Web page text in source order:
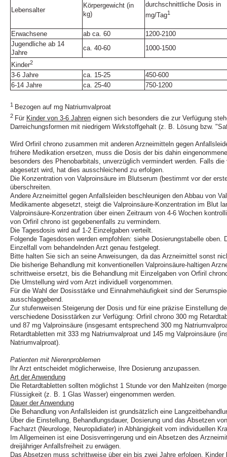
Lebensalter
Körpergewicht (in
kg)
durchschnittliche Dosis in
mg/Tag1
Erwachsene ab ca. 60
1200‑2100
Jugendliche ab 14
Jahre
ca. 40‑60 1000‑1500
Kinder2
3‑6 Jahre ca. 15‑25
450‑600
6‑14 Jahre
ca. 25‑40 750‑1200
1 Bezogen auf mg Natriumvalproat
2 Für Kinder von 3‑6 Jahren eignen sich besonders die zur Verfügung
Darreichungsformen mit niedrigem Wirkstoffgehalt (z. B. Lösung bzw.
Wird Orfiril chrono zusammen mit anderen Arzneimitteln gegen
frühere Medikation ersetzen, muss die Dosis der bis dahin
besonders des Phenobarbitals, unverzüglich vermindert werden. Falls
abgesetzt wird, hat dies ausschleichend zu erfolgen.
Die Konzentration von Valproinsäure im Blutserum (bestimmt vor der
überschreiten.
Andere Arzneimittel gegen Anfallsleiden beschleunigen den Abbau von
Medikamente abgesetzt, steigt die Valproinsäure-Konzentration im Blut
Valproinsäure-Konzentration über einen Zeitraum von 4‑6 Wochen
von Orfiril chrono ist gegebenenfalls zu vermindern.
Die Tagesdosis wird auf 1‑2 Einzelgaben verteilt.
Folgende Tagesdosen werden empfohlen: siehe Dosierungstabelle oben.
Einzelfall vom behandelnden Arzt genau festgelegt.
Bitte halten Sie sich an seine Anweisungen, da das Arzneimittel sonst
Die bisherige Behandlung mit konventionellen Valproinsäure-haltigen
schrittweise ersetzt, bis die Behandlung mit Einzelgaben von Orfiril
Die Umstellung wird vom Arzt individuell vorgenommen.
Für die Wahl der Dosisstärke und Einnahmehäufigkeit sind der
ausschlaggebend.
Zur stufenweisen Steigerung der Dosis und für eine präzise Einstellung
verschiedene Dosisstärken zur Verfügung: Orfiril chrono 300 mg
und 87 mg Valproinsäure (insgesamt entsprechend 300 mg
Retardtabletten mit 333 mg Natriumvalproat und 145 mg Valproinsäure
Natriumvalproat).
Patienten mit Nierenproblemen
Ihr Arzt entscheidet möglicherweise, Ihre Dosierung anzupassen.
Art der Anwendung
Die Retardtabletten sollten möglichst 1 Stunde vor den Mahlzeiten
Flüssigkeit (z. B. 1 Glas Wasser) eingenommen werden.
Dauer der Anwendung
Die Behandlung von Anfallsleiden ist grundsätzlich eine
Über die Einstellung, Behandlungsdauer, Dosierung und das Absetzen
Facharzt (Neurologe, Neuropädiater) in Abhängigkeit vom individuellen
Im Allgemeinen ist eine Dosisverringerung und ein Absetzen des
dreijähriger Anfallsfreiheit zu erwägen.
Das Absetzen muss schrittweise über ein bis zwei Jahre erfolgen, Kinder